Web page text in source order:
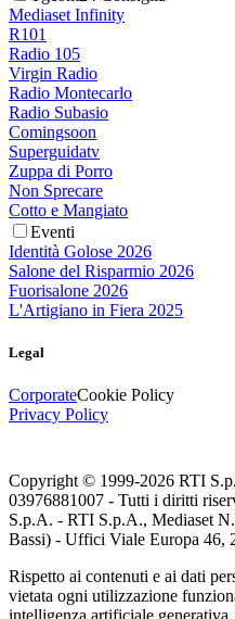
Mediaset Infinity
R101
Radio 105
Virgin Radio
Radio Montecarlo
Radio Subasio
Comingsoon
Superguidatv
Zuppa di Porro
Non Sprecare
Cotto e Mangiato
Eventi
Identità Golose 2026
Salone del Risparmio 2026
Fuorisalone 2026
L'Artigiano in Fiera 2025
Legal
CorporateCookie Policy
Privacy Policy
Copyright © 1999-2026 RTI
03976881007 - Tutti i diritti
S.p.A. - RTI S.p.A., Mediaset
Bassi) - Uffici Viale Europa 46,
Rispetto ai contenuti e ai dati
vietata ogni utilizzazione
intelligenza artificiale